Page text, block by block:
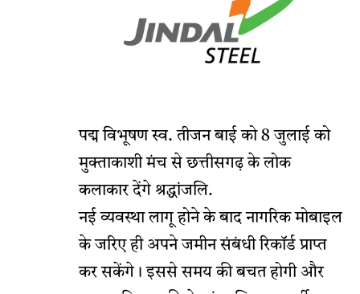
पद्म विभूषण स्व. तीजन बाई को 8 जुलाई को
मुक्ताकाशी मंच से छत्तीसगढ़ के लोक
कलाकार देंगे श्रद्धांजलि.
नई व्यवस्था लागू होने के बाद नागरिक मोबाइल
के जरिए ही अपने जमीन संबंधी रिकॉर्ड प्राप्त
कर सकेंगे। इससे समय की बचत होगी और